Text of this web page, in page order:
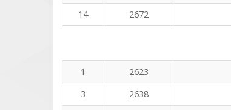
14
2672
1
2623
3
2638